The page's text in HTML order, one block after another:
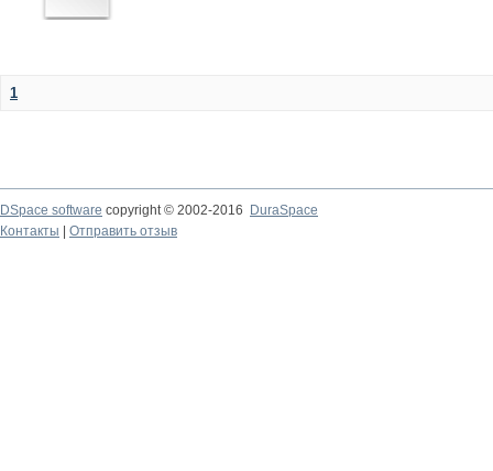
1
DSpace software copyright © 2002-2016
DuraSpace
Контакты
Отправить отзыв